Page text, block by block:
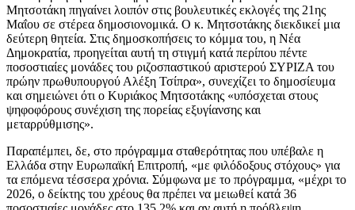
Μητσοτάκη πηγαίνει λοιπόν στις βουλευτικές εκλογές της 21ης
Μαΐου σε στέρεα δημοσιονομικά. Ο κ. Μητσοτάκης διεκδικεί μια
δεύτερη θητεία. Στις δημοσκοπήσεις το κόμμα του, η Νέα
Δημοκρατία, προηγείται αυτή τη στιγμή κατά περίπου πέντε
ποσοστιαίες μονάδες του ριζοσπαστικού αριστερού ΣΥΡΙΖΑ του
πρώην πρωθυπουργού Αλέξη Τσίπρα», συνεχίζει το δημοσίευμα
και σημειώνει ότι ο Κυριάκος Μητσοτάκης «υπόσχεται στους
ψηφοφόρους συνέχιση της πορείας εξυγίανσης και
μεταρρύθμισης».
Παραπέμπει, δε, στο πρόγραμμα σταθερότητας που υπέβαλε η
Ελλάδα στην Ευρωπαϊκή Επιτροπή, «με φιλόδοξους στόχους» για
τα επόμενα τέσσερα χρόνια. Σύμφωνα με το πρόγραμμα, «μέχρι το
2026, ο δείκτης του χρέους θα πρέπει να μειωθεί κατά 36